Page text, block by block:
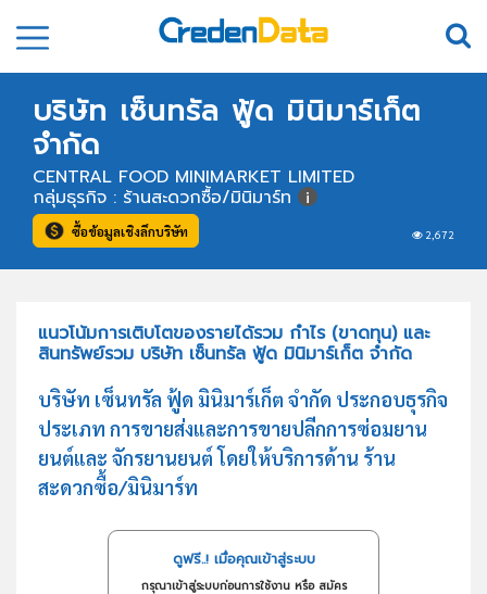
บริษัท เซ็นทรัล ฟู้ด มินิมาร์เก็ต
จำกัด
CENTRAL FOOD MINIMARKET LIMITED
2,672
กลุ่มธุรกิจ : ร้านสะดวกซื้อ/มินิมาร์ท
ซื้อข้อมูลเชิงลึกบริษัท
แนวโน้มการเติบโตของรายได้รวม กำไร (ขาดทุน) และ
สินทรัพย์รวม บริษัท เซ็นทรัล ฟู้ด มินิมาร์เก็ต จำกัด
บริษัท เซ็นทรัล ฟู้ด มินิมาร์เก็ต จำกัด ประกอบธุรกิจ
ประเภท การขายส่งและการขายปลีกการซ่อมยาน
ยนต์และ จักรยานยนต์ โดยให้บริการด้าน ร้าน
สะดวกซื้อ/มินิมาร์ท
ดูฟรี..! เมื่อคุณเข้าสู่ระบบ
กรุณาเข้าสู่ระบบก่อนการใช้งาน หรือ สมัคร